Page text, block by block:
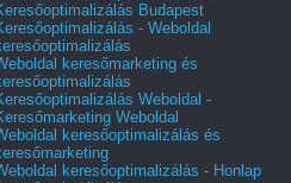
Budapest
- Weboldal
keresőmarketing és
Weboldal -
Weboldal
keresőoptimalizálás és
keresőoptimalizálás - Honlap